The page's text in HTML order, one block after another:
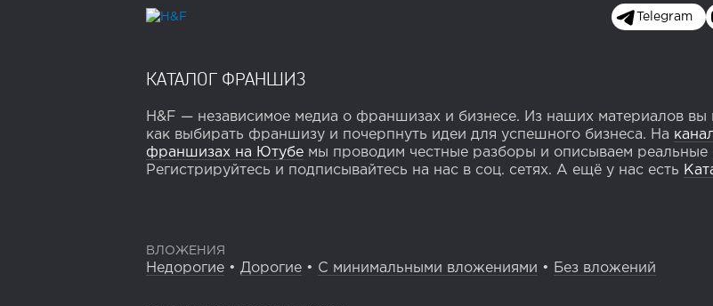
Telegram
КАТАЛОГ ФРАНШИЗ
H&F — независимое медиа о франшизах и бизнесе. Из наших материалов вы
как выбирать франшизу и почерпнуть идеи для успешного бизнеса. На
франшизах на Ютубе мы проводим честные разборы и описываем реальные
Регистрируйтесь и подписывайтесь на нас в соц. сетях. А ещё у нас есть
ВЛОЖЕНИЯ
Недорогие • Дорогие • С минимальными вложениями • Без вложений